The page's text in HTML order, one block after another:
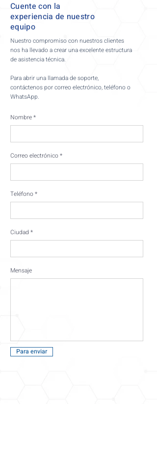
Cuente con la
experiencia de nuestro
equipo
Nuestro compromiso con nuestros clientes
nos ha llevado a crear una excelente estructura
de asistencia técnica.
Para abrir una llamada de soporte,
contáctenos por correo electrónico, teléfono o
WhatsApp.
Nombre
Correo electrónico
Teléfono
Ciudad
Mensaje
Para enviar